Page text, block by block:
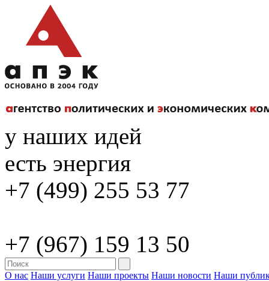
у наших идей
есть энергия
+7 (499) 255 53 77
+7 (967) 159 13 50
О нас Наши услуги Наши проекты Наши новости Наши